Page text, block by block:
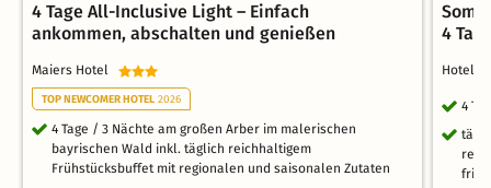
4 Tage All-Inclusive Light – Einfach
ankommen, abschalten und genießen
Maiers Hotel
TOP NEWCOMER HOTEL 2026
4 Tage / 3 Nächte am großen Arber im malerischen
bayrischen Wald inkl. täglich reichhaltigem
Frühstücksbuffet mit regionalen und saisonalen Zutaten
4
Hotel
4